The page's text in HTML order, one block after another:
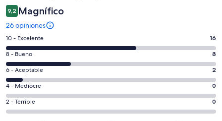
9,2 Magnífico
26 opiniones
Evaluación:
10
-
Excelente.
16
de
26
opiniones
10 - Excelente 16
Evaluación:
8
-
Bueno.
8
de
8 - Bueno 8
Evaluación:
6
-
Aceptable.
2
6 - Aceptable 2
Evaluación:
4
-
4 - Mediocre 0
Evaluación:
2
2 - Terrible 0